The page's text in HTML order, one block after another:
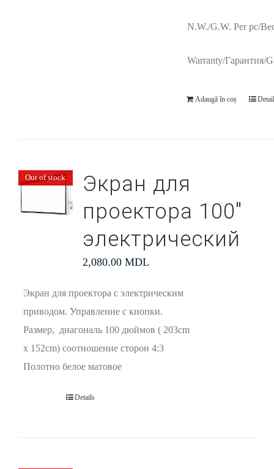
N.W./G.W. Per pc/
Warranty/Гарантия/
Adaugă în coș
Out of stock
Экран для
проектора 100″
электрический
2,080.00 MDL
Экран для проектора с электрическим
приводом. Управление с кнопки.
Размер, диагональ 100 дюймов ( 203cm
x 152cm) соотношение сторон 4:3
Полотно белое матовое
Details